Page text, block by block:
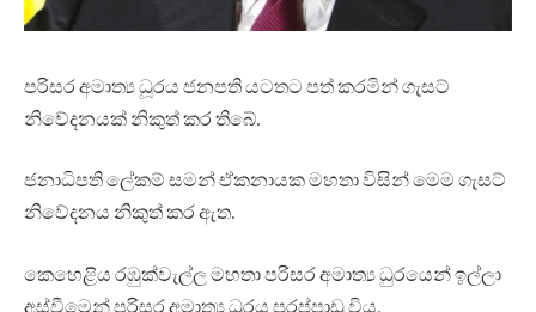
පරිසර අමාත්‍ය ධූරය ජනපති යටතට පත් කරමින් ගැසට්
නිවේදනයක් නිකුත් කර තිබේ.
ජනාධිපති ලේකම් සමන් ඒකනායක මහතා විසින් මෙම ගැසට්
නිවේදනය නිකුත් කර ඇත.
කෙහෙළිය රඹුක්වැල්ල මහතා පරිසර අමාත්‍ය ධුරයෙන් ඉල්ලා
අස්වීමෙන් පරිසර අමාත්‍ය ධුරය පුරප්පාඩු විය.